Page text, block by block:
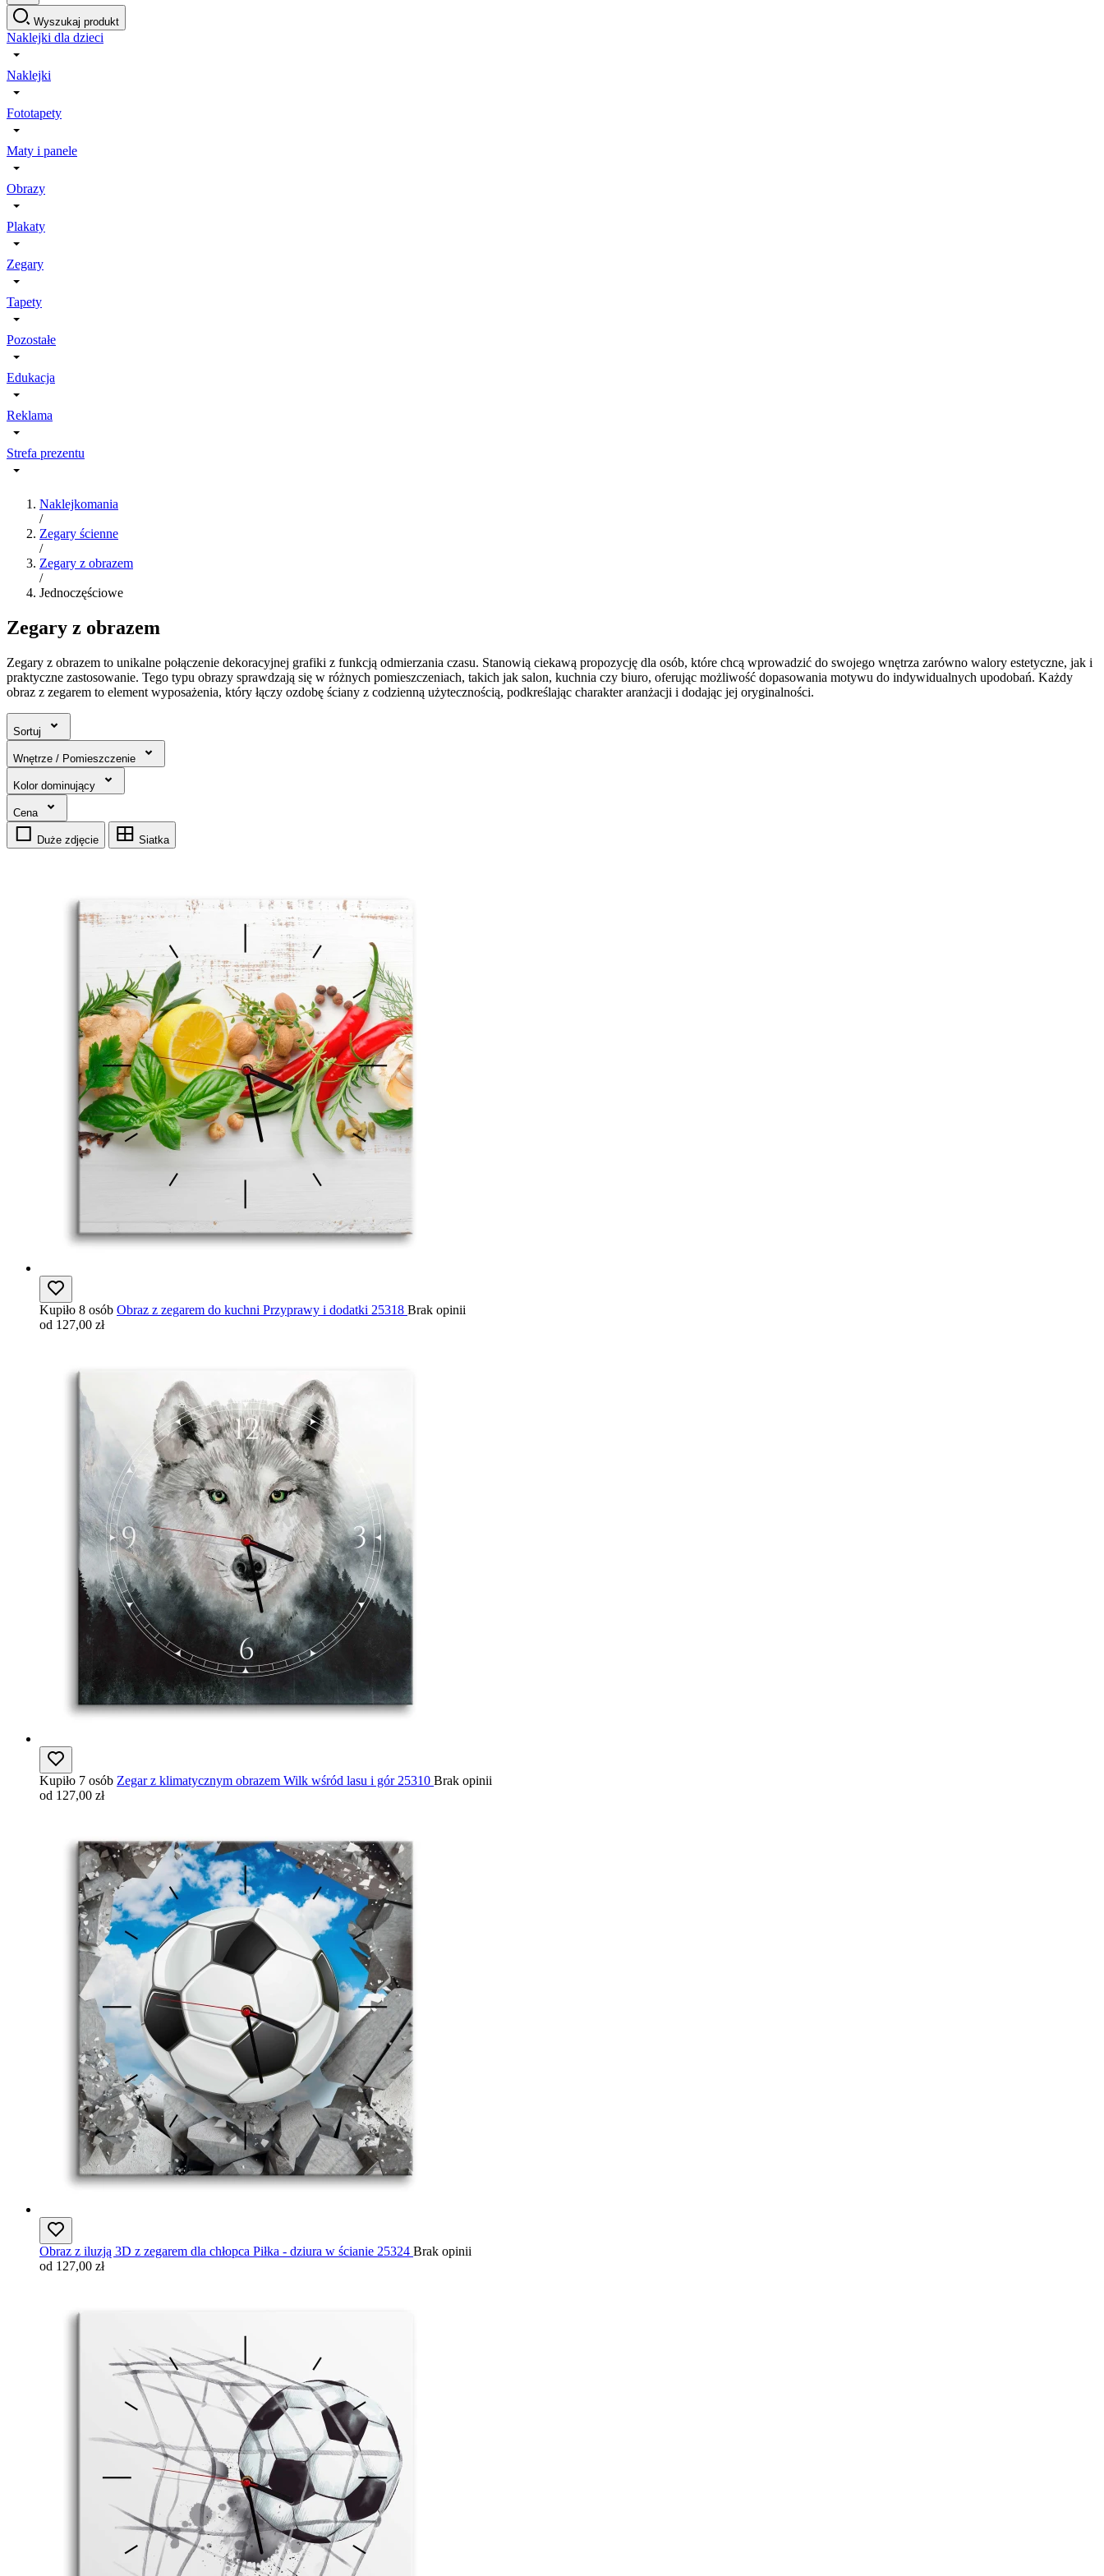
Wyszukaj produkt
Naklejki dla dzieci
Naklejki
Fototapety
Maty i panele
Obrazy
Plakaty
Zegary
Tapety
Pozostałe
Edukacja
Reklama
Strefa prezentu
Naklejkomania
/
Zegary ścienne
/
Zegary z obrazem
/
Jednoczęściowe
Zegary z obrazem
Zegary z obrazem to unikalne połączenie dekoracyjnej grafiki z funkcją odmierzania czasu. Stanowią ciekawą propozycję dla osób, które chcą wprowadzić do swojego wnętrza zarówno walory estetyczne, jak i
praktyczne zastosowanie. Tego typu obrazy sprawdzają się w różnych pomieszczeniach, takich jak salon, kuchnia czy biuro, oferując możliwość dopasowania motywu do indywidualnych upodobań. Każdy
obraz z zegarem to element wyposażenia, który łączy ozdobę ściany z codzienną użytecznością, podkreślając charakter aranżacji i dodając jej oryginalności.
Sortuj
Wnętrze / Pomieszczenie
Kolor dominujący
Cena
Duże zdjęcie Siatka
Kupiło 8 osób Obraz z zegarem do kuchni Przyprawy i dodatki 25318 Brak opinii
od 127,00 zł
Kupiło 7 osób Zegar z klimatycznym obrazem Wilk wśród lasu i gór 25310 Brak opinii
od 127,00 zł
Obraz z iluzją 3D z zegarem dla chłopca Piłka - dziura w ścianie 25324 Brak opinii
od 127,00 zł